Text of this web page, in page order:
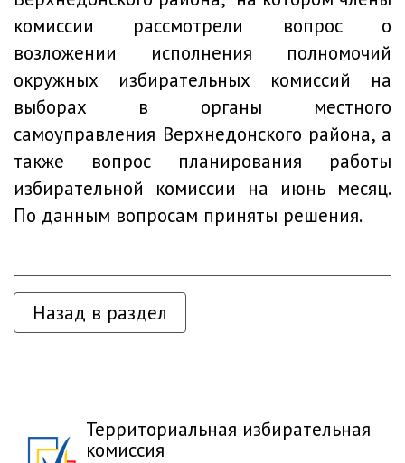
комиссии рассмотрели вопрос о
возложении исполнения полномочий
окружных избирательных комиссий на
выборах в органы местного
самоуправления Верхнедонского района, а
также вопрос планирования работы
избирательной комиссии на июнь месяц.
По данным вопросам приняты решения.
Назад в раздел
Территориальная избирательная
комиссия